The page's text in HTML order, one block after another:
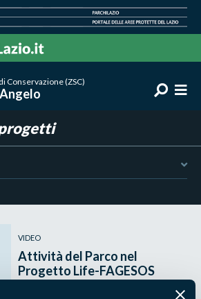
Conservazione (ZSC)
VIDEO
Attività del Parco nel
Progetto Life-FAGESOS